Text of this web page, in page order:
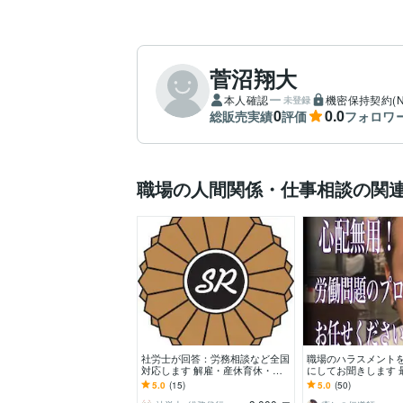
菅沼翔大
本人確認 未登録 機密保持契約
総販売実績0評価 0.0フォロワ
職場の人間関係・仕事相談の関
社労士が回答：労務相談など全国
対応します 解雇・産休育休・残
業代・障害年金など
5.0 (15)
職場のハラスメント
にしてお聞きします
談に乗って来た元労
アドバイスします☆
5.0 (50)